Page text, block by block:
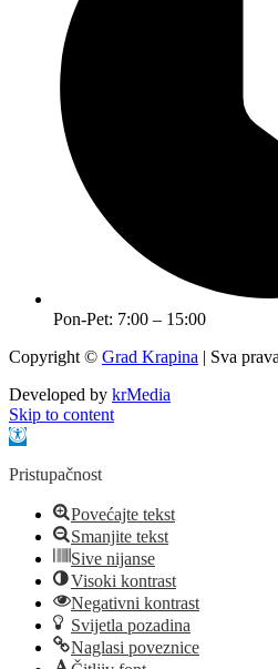
Pon-Pet: 7:00 – 15:00
Copyright © Grad Krapina | Sva
Developed by krMedia
Skip to content
Open toolbar
Pristupačnost
Povećajte tekst
Smanjite tekst
Sive nijanse
Visoki kontrast
Negativni kontrast
Svijetla pozadina
Naglasi poveznice